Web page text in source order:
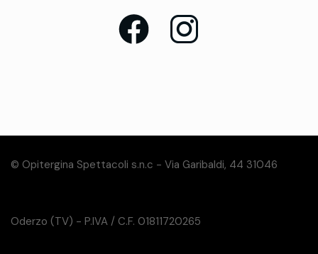
© Opitergina Spettacoli s.n.c - Via Garibaldi, 44 31046
Oderzo (TV) - P.IVA / C.F. 01811720265